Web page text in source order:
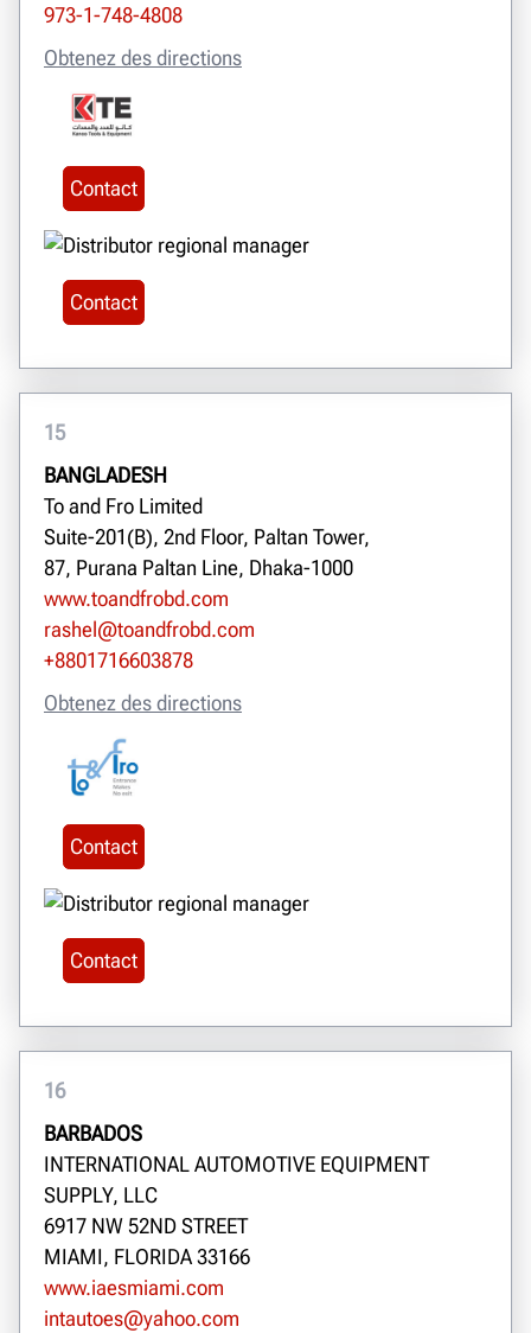
973-1-748-4808
Obtenez des directions
Contact
Contact
15
BANGLADESH
To and Fro Limited
Suite-201(B), 2nd Floor, Paltan Tower,
87, Purana Paltan Line, Dhaka-1000
www.toandfrobd.com
rashel@toandfrobd.com
+8801716603878
Obtenez des directions
Contact
Contact
16
BARBADOS
INTERNATIONAL AUTOMOTIVE EQUIPMENT
SUPPLY, LLC
6917 NW 52ND STREET
MIAMI, FLORIDA 33166
www.iaesmiami.com
intautoes@yahoo.com